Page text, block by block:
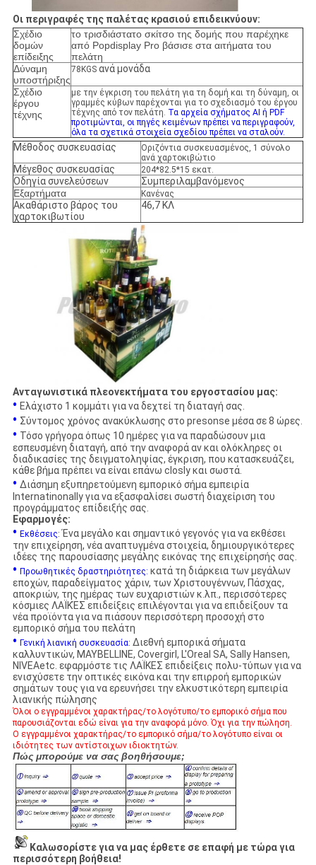
Οι περιγραφές της παλέτας κρασιού επιδεικνύουν:
Σχέδιο
δομών
επίδειξης
το τρισδιάστατο σκίτσο της δομής που παρέχηκε
από Popdisplay Pro βάσισε στα αιτήματα του
πελάτη
Δύναμη
υποστήριξης
78KGS ανά μονάδα
Σχέδιο
έργου
τέχνης
με την έγκριση του πελάτη για τη δομή και τη δύναμη, οι
γραμμές κύβων παρέχονται για το σχεδιασμό του έργου
τέχνης από τον πελάτη. Τα αρχεία σχήματος AI ή PDF
προτιμώνται, οι πηγές κειμένων πρέπει να περιγραφούν,
όλα τα σχετικά στοιχεία σχεδίου πρέπει να σταλούν.
Μέθοδος συσκευασίας
Οριζόντια συσκευασμένος, 1 σύνολο
ανά χαρτοκιβώτιο
Μέγεθος συσκευασίας 204*82.5*15 εκατ.
Οδηγία συνελεύσεων
Συμπεριλαμβανόμενος
Εξαρτήματα
Κανένας
Ακαθάριστο βάρος του
χαρτοκιβωτίου
46,7 ΚΛ
Ανταγωνιστικά πλεονεκτήματα του εργοστασίου μας:
• Ελάχιστο 1 κομμάτι για να δεχτεί τη διαταγή σας.
• Σύντομος χρόνος ανακύκλωσης στο presonse μέσα σε 8 ώρες.
• Τόσο γρήγορα όπως 10 ημέρες για να παραδώσουν μια
εσπευσμένη διαταγή, από την αναφορά αν και ολόκληρες οι
διαδικασίες της δειγματοληψίας, έγκριση, που κατασκευάζει,
κάθε βήμα πρέπει να είναι επάνω closly και σωστά.
• Διάσημη εξυπηρετούμενη εμπορικό σήμα εμπειρία
Internatinonally για να εξασφαλίσει σωστή διαχείριση του
προγράμματος επίδειξής σας.
Εφαρμογές:
• Εκθέσεις: Ένα μεγάλο και σημαντικό γεγονός για να εκθέσει
την επιχείρηση, νέα αναπτυγμένα στοιχεία, δημιουργικότερες
ιδέες της παρουσίασης μεγάλης εικόνας της επιχείρησής σας.
• Προωθητικές δραστηριότητες: κατά τη διάρκεια των μεγάλων
εποχών, παραδείγματος χάριν, των Χριστουγέννων, Πάσχας,
αποκριών, της ημέρας των ευχαριστιών κ.λπ., περισσότερες
κόσμιες ΛΑΪΚΈΣ επιδείξεις επιλέγονται για να επιδείξουν τα
νέα προϊόντα για να πιάσουν περισσότερη προσοχή στο
εμπορικό σήμα του πελάτη
• Γενική λιανική συσκευασία: Διεθνή εμπορικά σήματα
καλλυντικών, MAYBELLINE, Covergirl, L'Oreal SA, Sally Hansen,
NIVEAetc. εφαρμόστε τις ΛΑΪΚΕΣ επιδείξεις πολυ-τύπων για να
ενισχύσετε την οπτικές εικόνα και την επιρροή εμπορικών
σημάτων τους για να ερευνήσει την ελκυστικότερη εμπειρία
λιανικής πώλησης
Όλοι ο εγγραμμένοι χαρακτήρας/το λογότυπο/το εμπορικό σήμα που
παρουσιάζονται εδώ είναι για την αναφορά μόνο. Όχι για την πώληση.
Ο εγγραμμένοι χαρακτήρας/το εμπορικό σήμα/το λογότυπο είναι οι
ιδιότητες των αντίστοιχων ιδιοκτητών.
Πώς μπορούμε να σας βοηθήσουμε;
Καλωσορίστε για να μας έρθετε σε επαφή με τώρα για
περισσότερη βοήθεια!